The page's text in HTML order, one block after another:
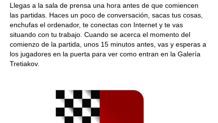
Llegas a la sala de prensa una hora antes de que comiencen
las partidas. Haces un poco de conversación, sacas tus cosas,
enchufas el ordenador, te conectas con Internet y te vas
situando con tu trabajo. Cuando se acerca el momento del
comienzo de la partida, unos 15 minutos antes, vas y esperas a
los jugadores en la puerta para ver como entran en la Galería
Tretiakov.